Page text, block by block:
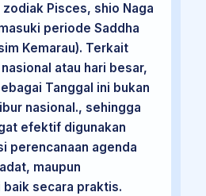
zodiak Pisces, shio Naga
periode Saddha
Kemarau). Terkait
atau hari besar,
Tanggal ini bukan
nasional., sehingga
efektif digunakan
perencanaan agenda
maupun
secara praktis.